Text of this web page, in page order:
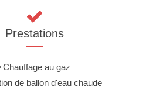
Prestations
Chauffage au gaz
de ballon d'eau chaude